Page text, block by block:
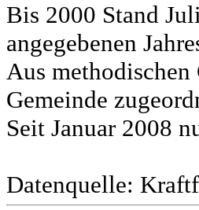
Bis 2000 Stand
angegebenen
Aus
Gemeinde
Seit Januar 2008
Datenquelle: